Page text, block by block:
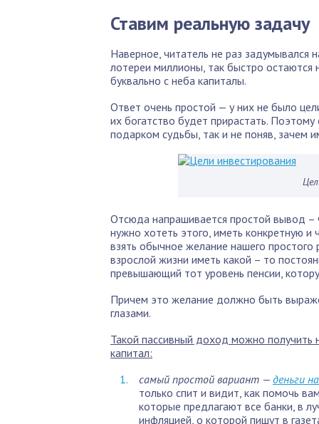
Ставим реальную задачу
Наверное, читатель не раз задумывался
лотереи миллионы, так быстро остаются
буквально с неба капиталы.
Ответ очень простой — у них не было
их богатство будет прирастать.
подарком судьбы, так и не поняв, зачем
Отсюда напрашивается простой вывод –
нужно хотеть этого, иметь конкретную
взять обычное желание нашего простого
взрослой жизни иметь какой – то
превышающий тот уровень пенсии,
Причем это желание должно быть
глазами.
Такой пассивный доход можно получить
капитал:
самый простой вариант — деньги
только спит и видит, как помочь
которые предлагают все банки, в
инфляцией, о которой пишут в